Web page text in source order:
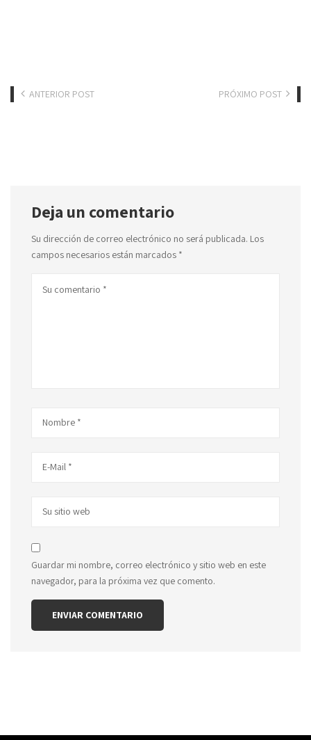
ANTERIOR POST PRÓXIMO POST
Deja un comentario
Su dirección de correo electrónico no será publicada. Los
campos necesarios están marcados *
Guardar mi nombre, correo electrónico y sitio web en este
navegador, para la próxima vez que comento.